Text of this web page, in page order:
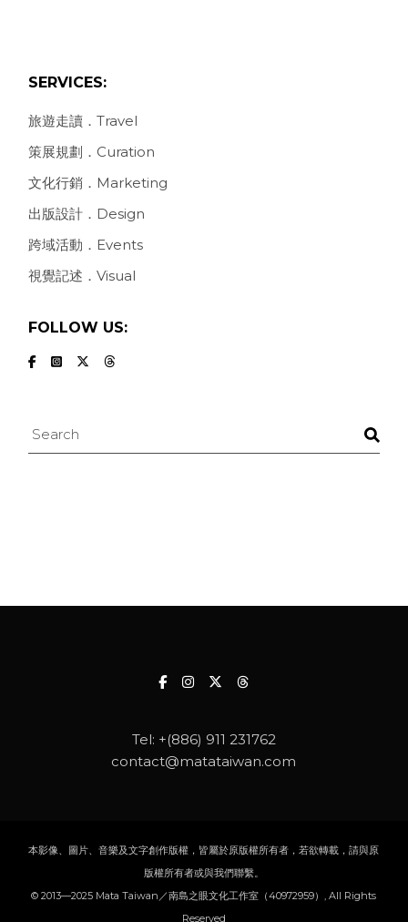
SERVICES:
旅遊走讀．Travel
策展規劃．Curation
文化行銷．Marketing
出版設計．Design
跨域活動．Events
視覺記述．Visual
FOLLOW US:
Search
Tel: +(886) 911 231762
contact@matataiwan.com
本影像、圖片、音樂及文字創作版權，皆屬於原版權所有者，若欲轉載，請與原
版權所有者或與我們聯繫。
© 2013—2025 Mata Taiwan／南島之眼文化工作室（40972959）, All Rights
Reserved